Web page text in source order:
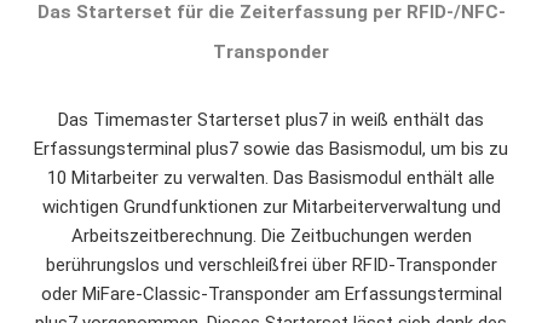
Das Starterset für die Zeiterfassung per RFID-/NFC-
Transponder
Das Timemaster Starterset plus7 in weiß enthält das
Erfassungsterminal plus7 sowie das Basismodul, um bis zu
10 Mitarbeiter zu verwalten. Das Basismodul enthält alle
wichtigen Grundfunktionen zur Mitarbeiterverwaltung und
Arbeitszeitberechnung. Die Zeitbuchungen werden
berührungslos und verschleißfrei über RFID-Transponder
oder MiFare-Classic-Transponder am Erfassungsterminal